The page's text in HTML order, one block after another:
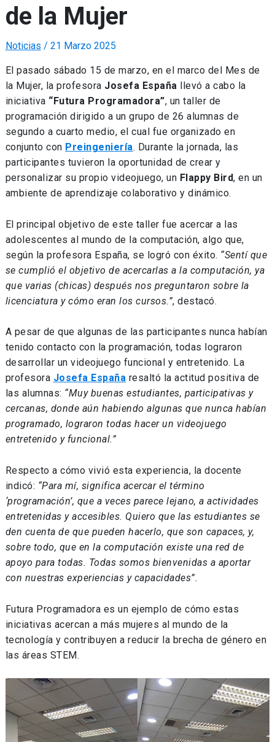
de la Mujer
Noticias / 21 Marzo 2025
El pasado sábado 15 de marzo, en el marco del Mes de
la Mujer, la profesora Josefa España llevó a cabo la
iniciativa “Futura Programadora”, un taller de
programación dirigido a un grupo de 26 alumnas de
segundo a cuarto medio, el cual fue organizado en
conjunto con Preingeniería. Durante la jornada, las
participantes tuvieron la oportunidad de crear y
personalizar su propio videojuego, un Flappy Bird, en un
ambiente de aprendizaje colaborativo y dinámico.
El principal objetivo de este taller fue acercar a las
adolescentes al mundo de la computación, algo que,
según la profesora España, se logró con éxito. “Sentí que
se cumplió el objetivo de acercarlas a la computación, ya
que varias (chicas) después nos preguntaron sobre la
licenciatura y cómo eran los cursos.”, destacó.
A pesar de que algunas de las participantes nunca habían
tenido contacto con la programación, todas lograron
desarrollar un videojuego funcional y entretenido. La
profesora Josefa España resaltó la actitud positiva de
las alumnas: “Muy buenas estudiantes, participativas y
cercanas, donde aún habiendo algunas que nunca habían
programado, lograron todas hacer un videojuego
entretenido y funcional.”
Respecto a cómo vivió esta experiencia, la docente
indicó: “Para mí, significa acercar el término
‘programación’, que a veces parece lejano, a actividades
entretenidas y accesibles. Quiero que las estudiantes se
den cuenta de que pueden hacerlo, que son capaces, y,
sobre todo, que en la computación existe una red de
apoyo para todas. Todas somos bienvenidas a aportar
con nuestras experiencias y capacidades”.
Futura Programadora es un ejemplo de cómo estas
iniciativas acercan a más mujeres al mundo de la
tecnología y contribuyen a reducir la brecha de género en
las áreas STEM.